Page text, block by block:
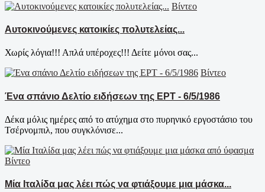
Βίντεο
Αυτοκινούμενες κατοικίες πολυτελείας...
Χωρίς λόγια!!! Απλά υπέροχες!!! Δείτε μόνοι σας...
Βίντεο
Ένα σπάνιο Δελτίο ειδήσεων της ΕΡΤ - 6/5/1986
Δέκα μόλις ημέρες από το ατύχημα στο πυρηνικό εργοστάσιο του
Τσέρνομπιλ, που συγκλόνισε...
Βίντεο
Μία Ιταλίδα μας λέει πώς να φτιάξουμε μια μάσκα...